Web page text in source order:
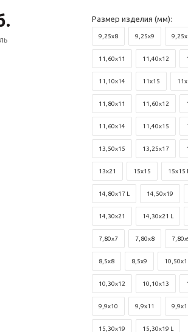
Размер изделия (мм):
9,25x8 9,25x9
11,60x11 11,40x12
11,10x14 11x15
11,80x11 11,60x12
11,60x14 11,40x15
13,50x15 13,25x17
13x21 15x15 15x15 L
14,80x17 L 14,50x19
14,30x21 14,30x21 L
7,80x7 7,80x8
8,5x8 8,5x9
10,30x12 10,10x13
9,9x10 9,9x11
15,30x19 15,30x19 L